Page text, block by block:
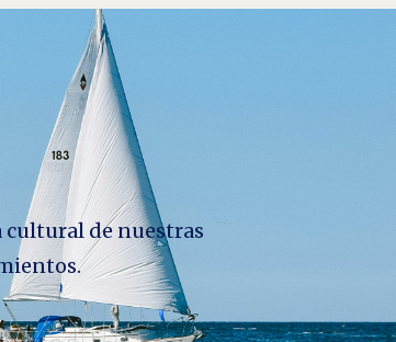
cultural de nuestras